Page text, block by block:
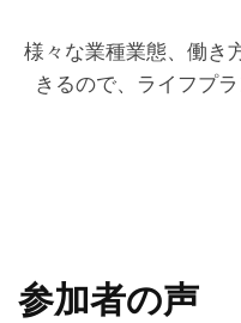
様々な業種業態、働き
きるので、ライフプ
参加者の声